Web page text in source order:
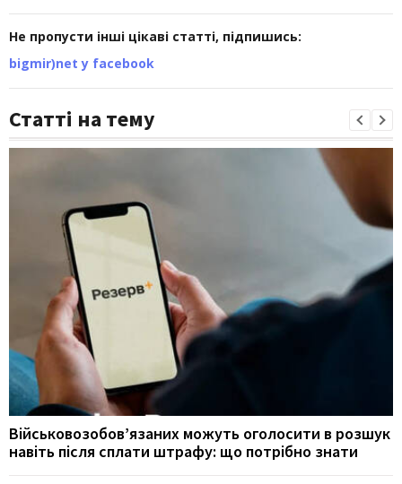
Не пропусти інші цікаві статті, підпишись:
bigmir)net у facebook
Статті на тему
Військовозобов’язаних можуть оголосити в розшук
навіть після сплати штрафу: що потрібно знати